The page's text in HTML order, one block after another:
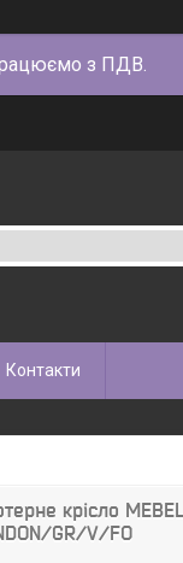
з ПДВ.
Контакти
крісло
GR/V/FO